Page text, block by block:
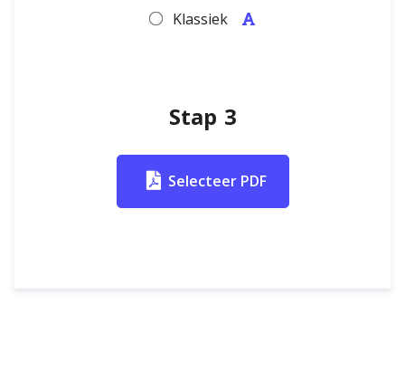
Klassiek
Stap 3
Selecteer PDF